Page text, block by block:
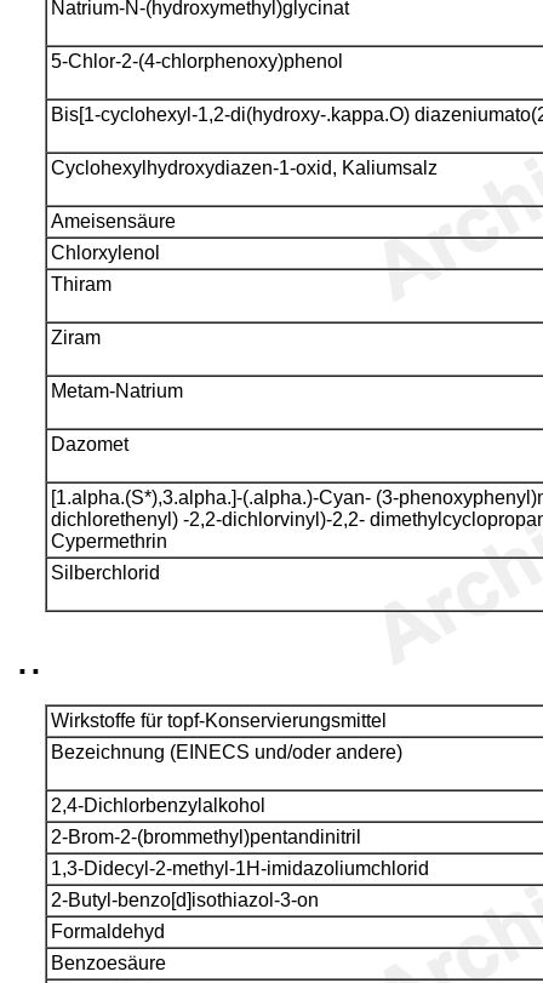
Natrium-N-(hydroxymethyl)glycinat
5-Chlor-2-(4-chlorphenoxy)phenol
Bis[1-cyclohexyl-1,2-di(hydroxy-.kappa.O)
Cyclohexylhydroxydiazen-1-oxid, Kaliumsalz
Ameisensäure
Chlorxylenol
Thiram
Ziram
Metam-Natrium
Dazomet
[1.alpha.(S*),3.alpha.]-(.alpha.)-Cyan- (3-
dichlorethenyl) -2,2-dichlorvinyl)-2,2-
Cypermethrin
Silberchlorid
..
Wirkstoffe für topf-Konservierungsmittel
Bezeichnung (EINECS und/oder andere)
2,4-Dichlorbenzylalkohol
2-Brom-2-(brommethyl)pentandinitril
1,3-Didecyl-2-methyl-1H-imidazoliumchlorid
2-Butyl-benzo[d]isothiazol-3-on
Formaldehyd
Benzoesäure